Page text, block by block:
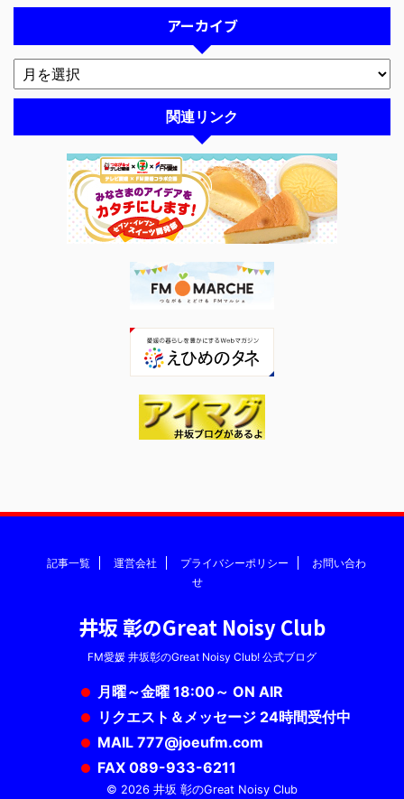
アーカイブ
関連リンク
記事一覧 運営会社 プライバシーポリシー
お問い合わ
せ
井坂 彰のGreat Noisy Club
FM愛媛 井坂彰のGreat Noisy Club! 公式ブログ
月曜～金曜 18:00～ ON AIR
リクエスト＆メッセージ 24時間受付中
MAIL 777@joeufm.com
FAX 089-933-6211
© 2026 井坂 彰のGreat Noisy Club